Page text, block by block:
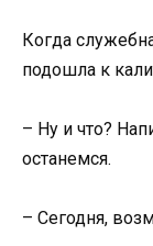
Когда
подошла к
– Ну и что?
останемся.
– Сегодня,